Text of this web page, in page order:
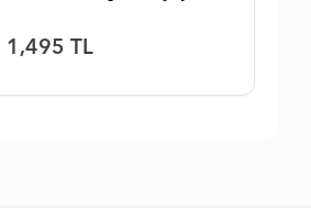
1,495 TL